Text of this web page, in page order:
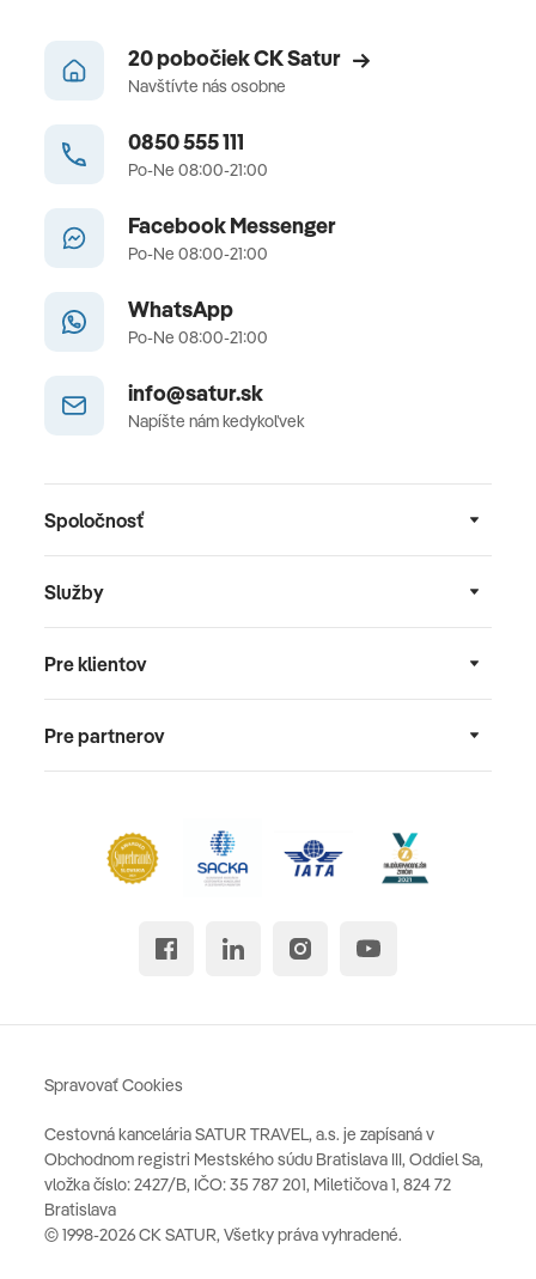
20 pobočiek CK Satur
Navštívte nás osobne
0850 555 111
Po-Ne 08:00-21:00
Facebook Messenger
Po-Ne 08:00-21:00
WhatsApp
Po-Ne 08:00-21:00
info@satur.sk
Napíšte nám kedykoľvek
Spoločnosť
Služby
Pre klientov
Pre partnerov
Cestovná kancelária SATUR TRAVEL, a.s. je zapísaná v
Obchodnom registri Mestského súdu Bratislava III, Oddiel Sa,
vložka číslo: 2427/B, IČO: 35 787 201, Miletičova 1, 824 72
Bratislava
© 1998-2026 CK SATUR, Všetky práva vyhradené.
Spravovať Cookies